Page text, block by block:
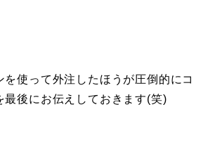
を使って外注したほうが圧倒的にコ
最後にお伝えしておきます(笑)